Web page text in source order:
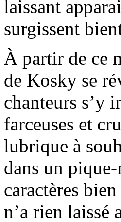
laissant
surgissent
À partir de ce
de Kosky se
chanteurs s’y
farceuses et
lubrique à
dans un
caractères
n’a rien laissé